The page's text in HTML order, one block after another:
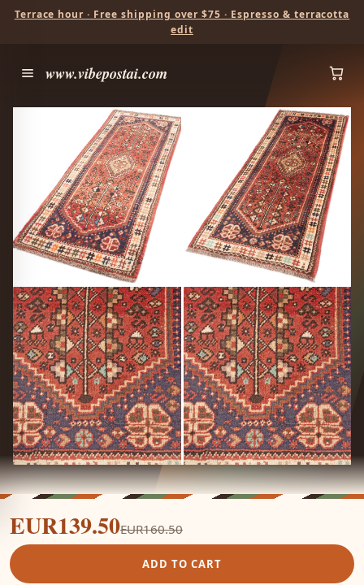
Terrace hour · Free shipping over $75 · Espresso & terracotta
edit
www.vibepostai.com
EUR139.50EUR160.50
ADD TO CART